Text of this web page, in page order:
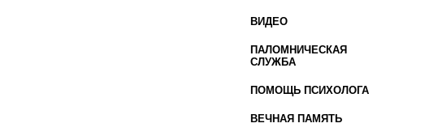
ВИДЕО
ПАЛОМНИЧЕСКАЯ
СЛУЖБА
ПОМОЩЬ ПСИХОЛОГА
ВЕЧНАЯ ПАМЯТЬ